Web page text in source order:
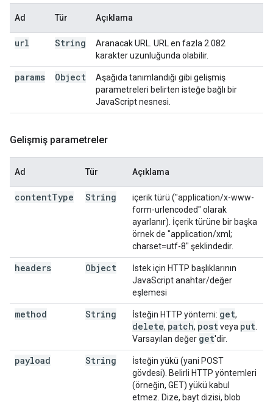
Ad Tür Açıklama
url String
Aranacak URL. URL en fazla 2.082
karakter uzunluğunda olabilir.
params Object
Aşağıda tanımlandığı gibi gelişmiş
parametreleri belirten isteğe bağlı bir
JavaScript nesnesi.
Gelişmiş parametreler
Ad Tür Açıklama
contentType String
içerik türü ("application/x-www-
form-urlencoded" olarak
ayarlanır). İçerik türüne bir başka
örnek de "application/xml;
charset=utf-8" şeklindedir.
headers Object
İstek için HTTP başlıklarının
JavaScript anahtar/değer
eşlemesi
method String İsteğin HTTP yöntemi: get,
delete, patch, postveya put
Varsayılan değer get'dir.
payload String
İsteğin yükü (yani POST
gövdesi). Belirli HTTP yöntemleri
(örneğin, GET) yükü kabul
etmez. Dize, bayt dizisi, blob